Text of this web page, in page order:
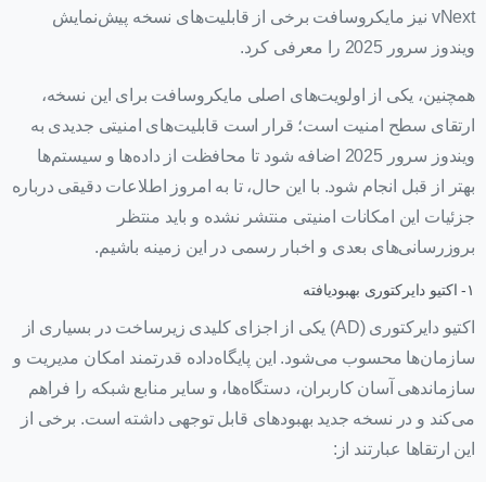
vNext نیز مایکروسافت برخی از قابلیت‌های نسخه پیش‌نمایش
ویندوز سرور 2025 را معرفی کرد.
همچنین، یکی از اولویت‌های اصلی مایکروسافت برای این نسخه،
ارتقای سطح امنیت است؛ قرار است قابلیت‌های امنیتی جدیدی به
ویندوز سرور 2025 اضافه شود تا محافظت از داده‌ها و سیستم‌ها
بهتر از قبل انجام شود. با این حال، تا به امروز اطلاعات دقیقی درباره
جزئیات این امکانات امنیتی منتشر نشده و باید منتظر
بروزرسانی‌های بعدی و اخبار رسمی در این زمینه باشیم.
۱- اکتیو دایرکتوری بهبودیافته
اکتیو دایرکتوری (AD) یکی از اجزای کلیدی زیرساخت در بسیاری از
سازمان‌ها محسوب می‌شود. این پایگاه‌داده قدرتمند امکان مدیریت و
سازماندهی آسان کاربران، دستگاه‌ها، و سایر منابع شبکه را فراهم
می‌کند و در نسخه جدید بهبودهای قابل توجهی داشته است. برخی از
این ارتقاها عبارتند از: